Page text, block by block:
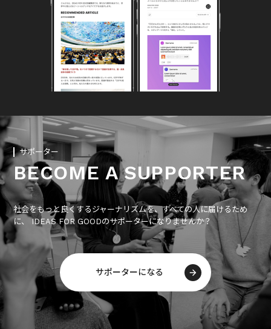
サポーター
BECOME A SUPPORTER
社会をもっと良くするジャーナリズムを、すべての人に届けるため
に、 IDEAS FOR GOODのサポーターになりませんか？
サポーターになる